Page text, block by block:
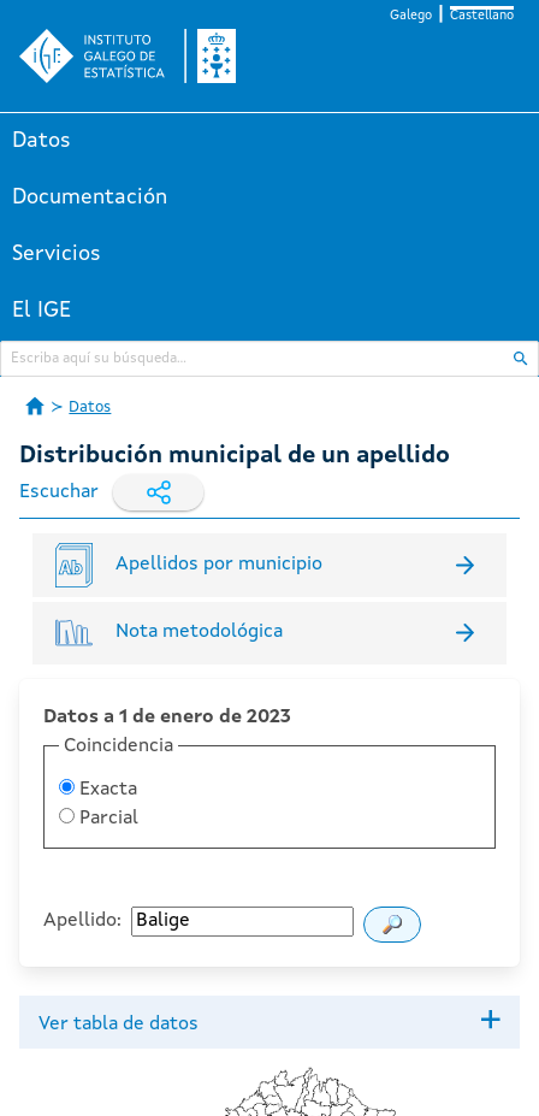
Galego Castellano
Datos
Documentación
Servicios
El IGE
Datos
Distribución municipal de un apellido
Escuchar
Apellidos por municipio
Nota metodológica
Datos a 1 de enero de 2023
Coincidencia
Exacta
Parcial
Apellido:
Ver tabla de datos